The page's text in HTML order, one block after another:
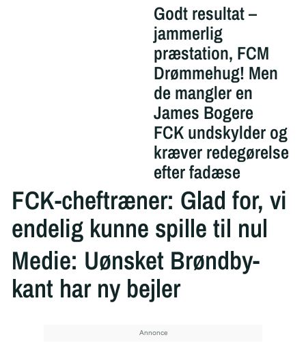
Godt resultat –
jammerlig
præstation, FCM
Drømmehug! Men
de mangler en
James Bogere
FCK undskylder og
kræver redegørelse
efter fadæse
FCK-cheftræner: Glad for, vi
endelig kunne spille til nul
Medie: Uønsket Brøndby-
kant har ny bejler